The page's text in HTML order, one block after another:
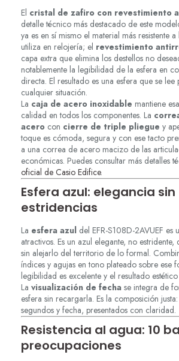
El cristal de zafiro con revestimiento
detalle técnico más destacado de este
ya es en sí mismo el material más resistente
utiliza en relojería; el revestimiento
capa extra que elimina los destellos no
notablemente la legibilidad de la esfera en
directa. El resultado es una esfera que se lee
cualquier situación.
La caja de acero inoxidable mantiene
calidad en todos los componentes. La
acero con cierre de triple pliegue y
toque es cómoda, segura y con ese tacto
a una correa de acero macizo de las
económicas. Puedes consultar más detalles
oficial de Casio Edifice.
Esfera azul: elegancia sin
estridencias
La esfera azul del EFR-S108D-2AVUEF es
atractivos. Es un azul elegante, no
sin alejarlo del territorio de lo formal.
índices y agujas en tono plateado sobre ese
legibilidad es excelente y el resultado
La visualización de fecha se integra de
esfera sin recargarla. Es la composición
segundos y fecha, presentados con claridad.
Resistencia al agua: 10
preocupaciones